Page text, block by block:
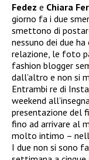
Fedez e Chiara
giorno fa i due
smettono di
nessuno dei due
relazione, le foto
fashion blogger
dall’altro e non si
Entrambi re di
weekend
presentazione del
fino ad arrivare al
molto intimo –
I due non si sono